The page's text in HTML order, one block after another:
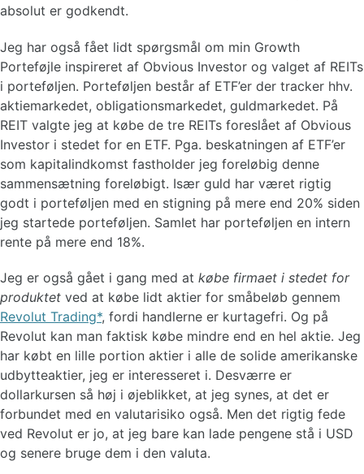
absolut er godkendt.
Jeg har også fået lidt spørgsmål om min Growth
Porteføjle inspireret af Obvious Investor og valget af REITs
i porteføljen. Porteføljen består af ETF’er der tracker hhv.
aktiemarkedet, obligationsmarkedet, guldmarkedet. På
REIT valgte jeg at købe de tre REITs foreslået af Obvious
Investor i stedet for en ETF. Pga. beskatningen af ETF’er
som kapitalindkomst fastholder jeg foreløbig denne
sammensætning foreløbigt. Især guld har været rigtig
godt i porteføljen med en stigning på mere end 20% siden
jeg startede porteføljen. Samlet har porteføljen en intern
rente på mere end 18%.
Jeg er også gået i gang med at købe firmaet i stedet for
produktet ved at købe lidt aktier for småbeløb gennem
Revolut Trading , fordi handlerne er kurtagefri. Og på
Revolut kan man faktisk købe mindre end en hel aktie. Jeg
har købt en lille portion aktier i alle de solide amerikanske
udbytteaktier, jeg er interesseret i. Desværre er
dollarkursen så høj i øjeblikket, at jeg synes, at det er
forbundet med en valutarisiko også. Men det rigtig fede
ved Revolut er jo, at jeg bare kan lade pengene stå i USD
og senere bruge dem i den valuta.